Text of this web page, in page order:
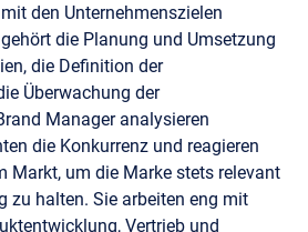
den Unternehmenszielen
die Planung und Umsetzung
die Definition der
Überwachung der
Manager analysieren
die Konkurrenz und reagieren
Markt, um die Marke stets relevant
zu halten. Sie arbeiten eng mit
Vertrieb und